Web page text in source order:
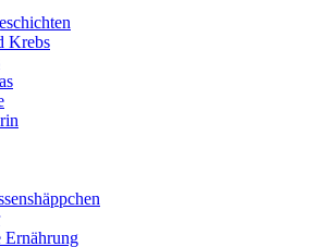
Krebs
Ernährung